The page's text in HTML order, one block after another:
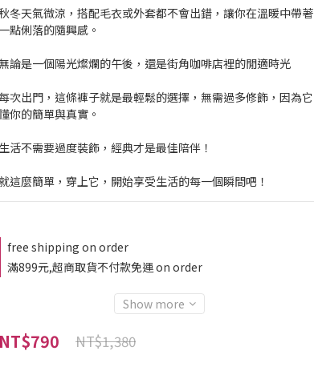
冬天氣微涼，搭配毛衣或外套都不會出錯，讓你在溫暖中帶著
一點俐落的隨興感。
論是一個陽光燦爛的午後，還是街角咖啡店裡的閒適時光
次出門，這條褲子就是最輕鬆的選擇，無需過多修飾，因為它
你的簡單與真實。
生活不需要過度裝飾，經典才是最佳陪伴！
這麼簡單，穿上它，開始享受生活的每一個瞬間吧！
free shipping on order
滿899元,超商取貨不付款免運 on order
Show more
NT$790 NT$1,380